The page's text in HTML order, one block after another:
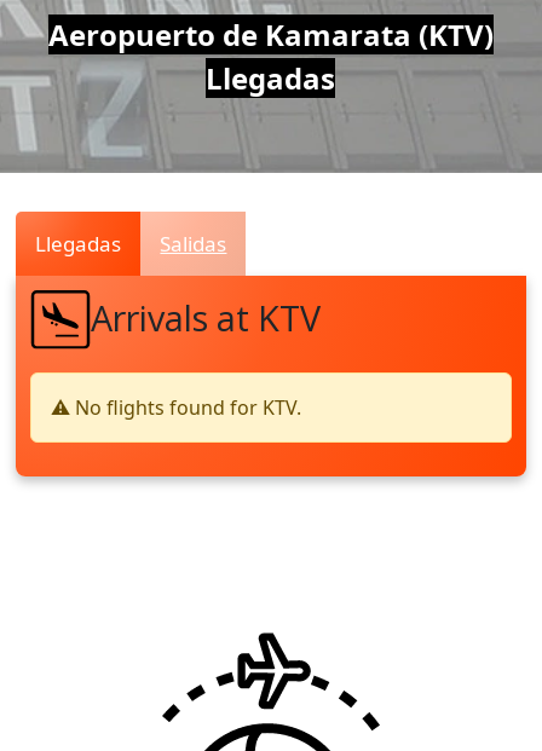
Air
Traffic
Live
Aeropuerto de Kamarata (KTV)
Llegadas
Llegadas Salidas
Arrivals at KTV
⚠️ No flights found for KTV.